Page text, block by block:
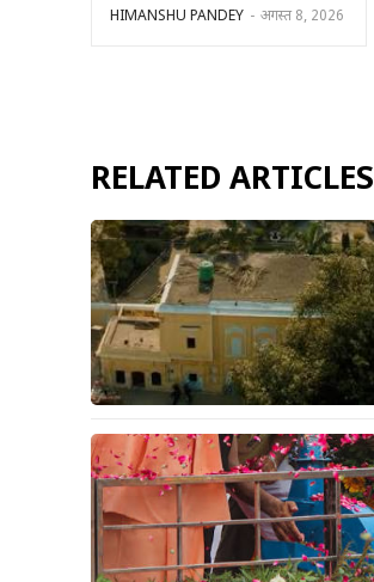
HIMANSHU PANDEY - अगस्त 8, 2026
RELATED ARTICLES